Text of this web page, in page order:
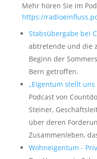
Mehr hören Sie im
https://
Stabsübergabe bei
abtretende und die
Beginn der
Bern getroffen.
„Eigentum stellt
Podcast von
Steiner,
über deren
Zusammenleben,
Wohneigentum -